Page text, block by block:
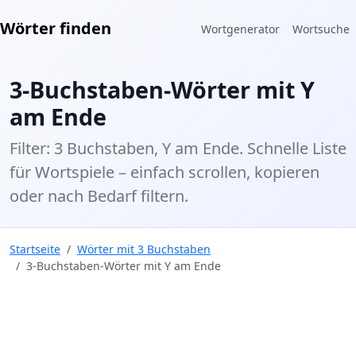
Wörter finden Wortgenerator Wortsuche
3-Buchstaben-Wörter mit Y
am Ende
Filter: 3 Buchstaben, Y am Ende. Schnelle Liste
für Wortspiele – einfach scrollen, kopieren
oder nach Bedarf filtern.
Startseite
Wörter mit 3 Buchstaben
3-Buchstaben-Wörter mit Y am Ende